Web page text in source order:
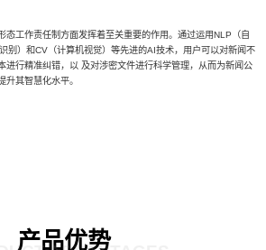
态工作责任制方面发挥着至关重要的作用。通过运用NLP（自
别）和CV（计算机视觉）等先进的AI技术，用户可以对新闻不
进行精准纠错，以 及对涉密文件进行科学管理，从而为新闻公
升其智慧化水平。
产品优势